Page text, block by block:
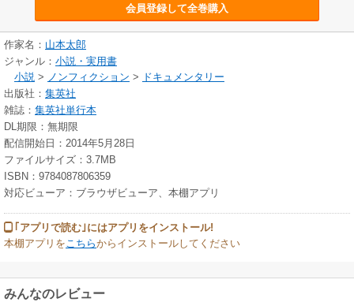
会員登録して全巻購入
作家名： 山本太郎
ジャンル： 小説・実用書
小説 > ノンフィクション > ドキュメンタリー
出版社： 集英社
雑誌： 集英社単行本
DL期限：無期限
配信開始日：2014年5月28日
ファイルサイズ：3.7MB
ISBN：9784087806359
対応ビューア：ブラウザビューア、本棚アプリ
｢アプリで読む｣にはアプリをインストール!
本棚アプリをこちらからインストールしてください
みんなのレビュー